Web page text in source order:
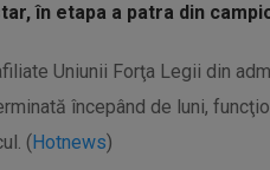
în etapa a patra din
Uniunii Forţa Legii din
începând de luni,
(Hotnews)